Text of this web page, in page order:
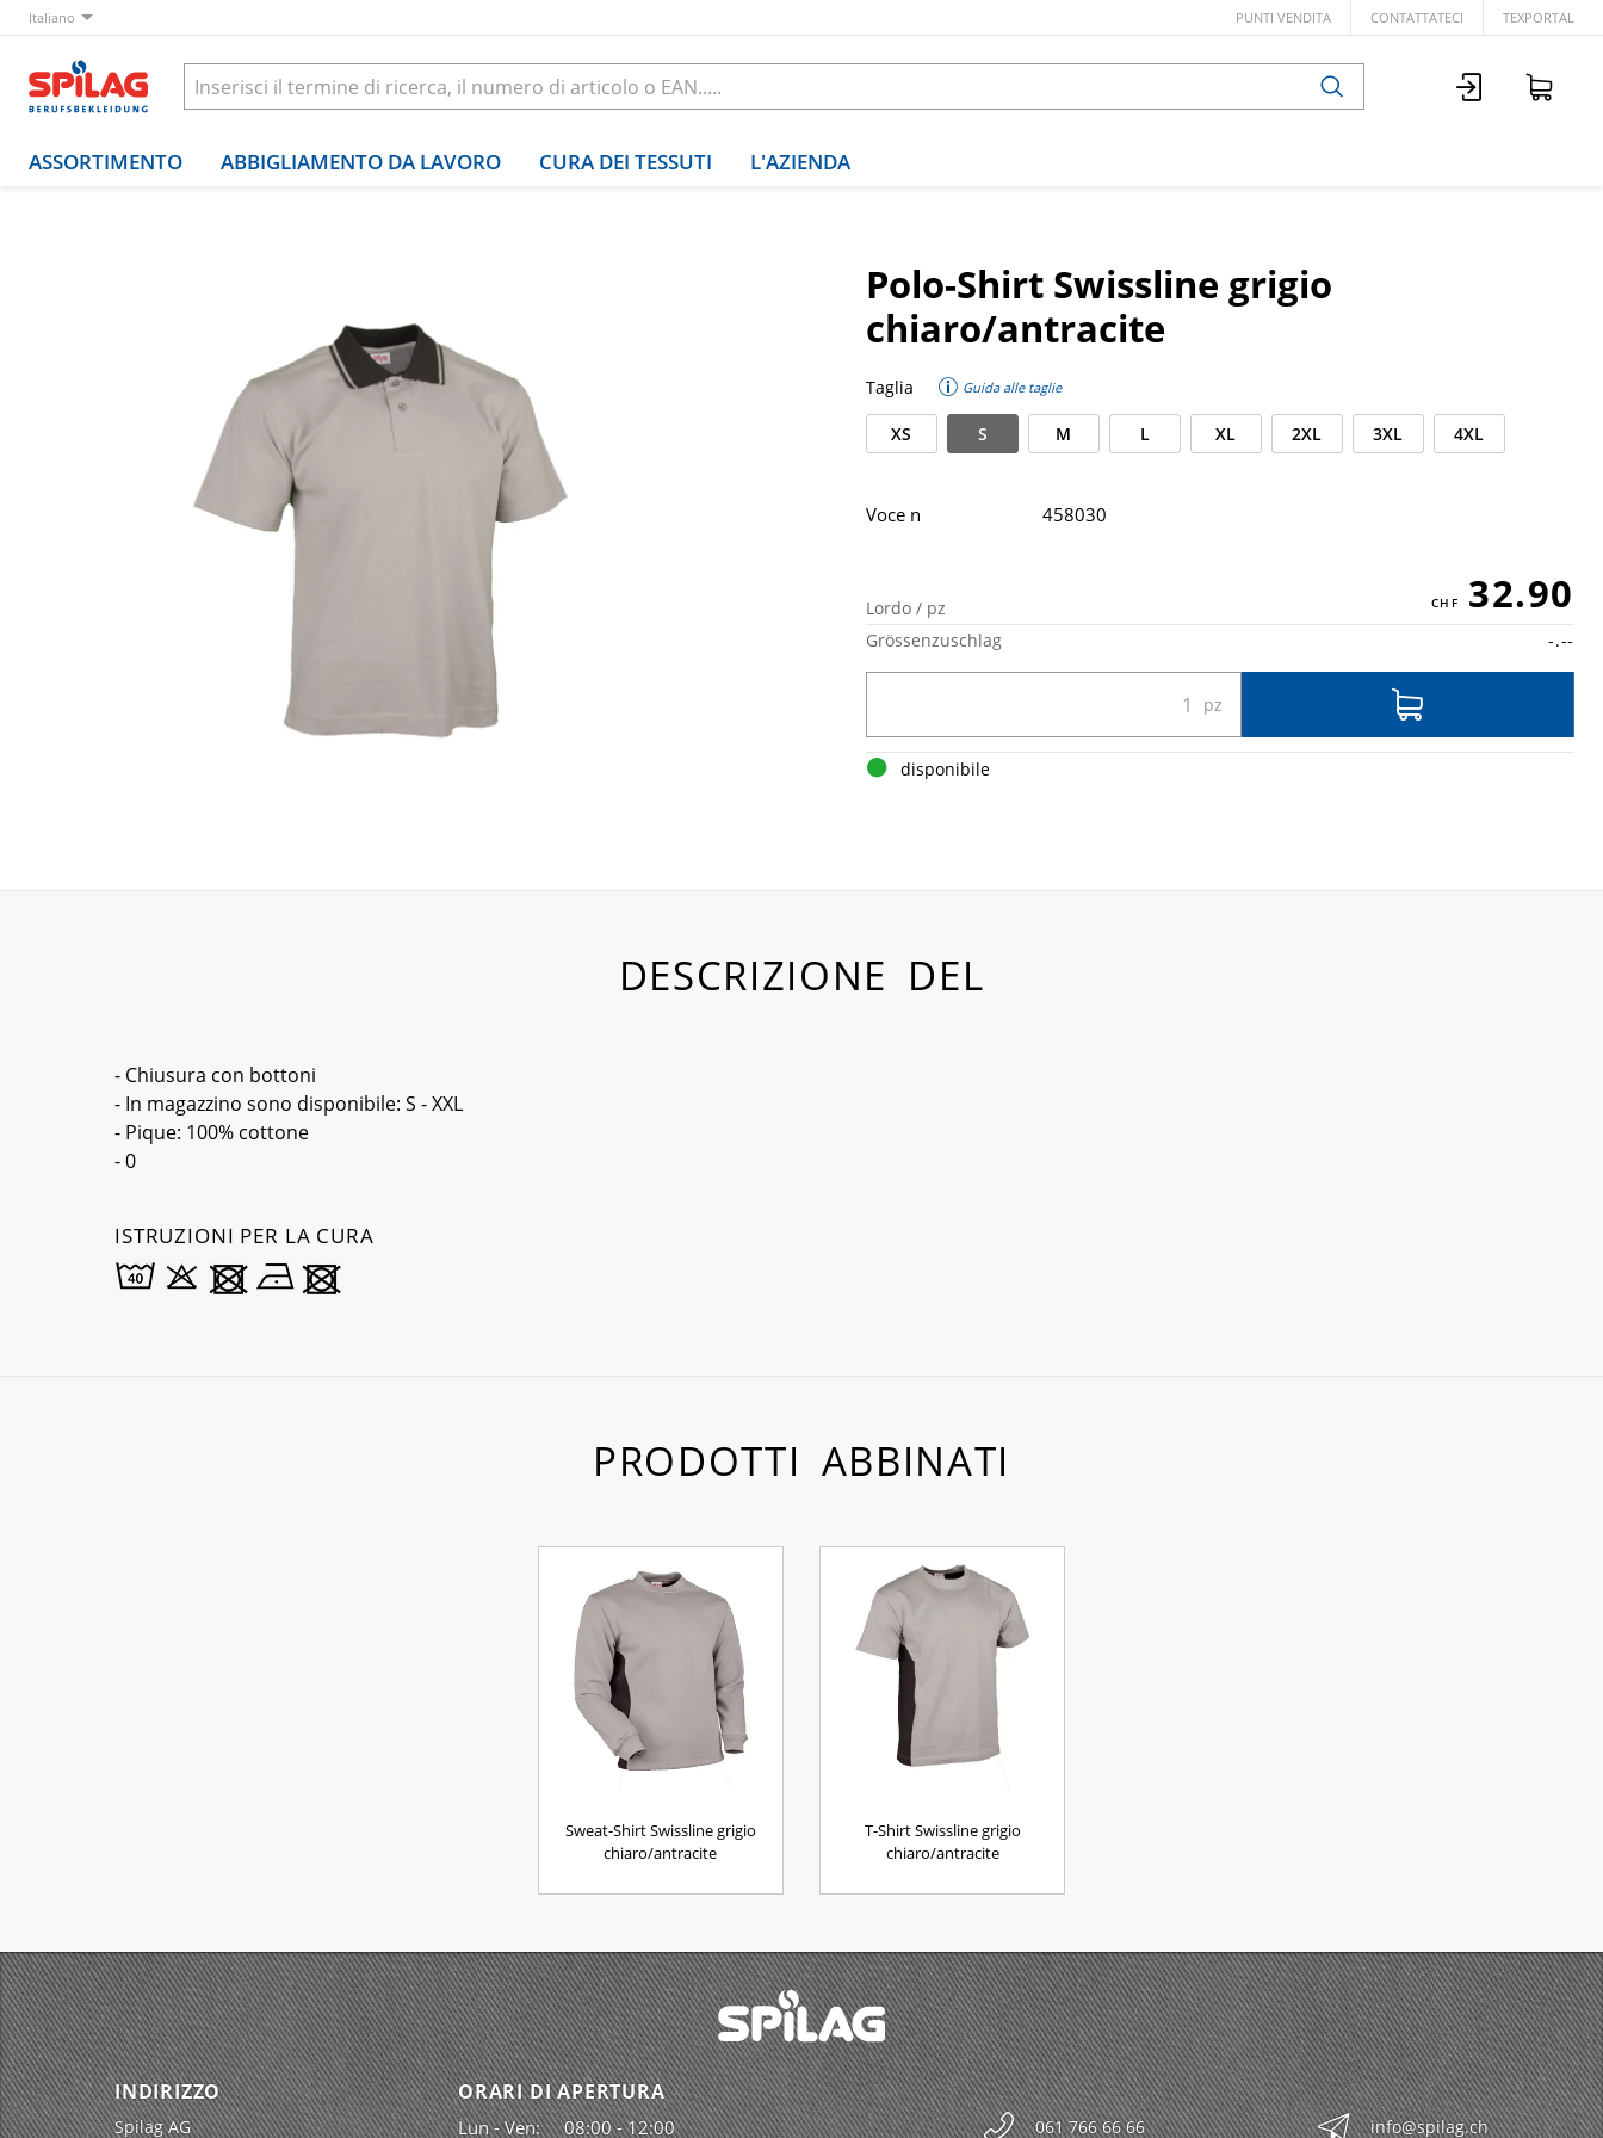
Italiano PUNTI VENDITA CONTATTATECI TEXPORTAL
ASSORTIMENTO ABBIGLIAMENTO DA LAVORO CURA DEI TESSUTI L'AZIENDA
Polo-Shirt Swissline grigio
chiaro/antracite
Taglia Guida alle taglie
XS S M L XL 2XL 3XL 4XL
Lordo / pz 32.90
Grössenzuschlag -.--
disponibile
Voce n 458030
DESCRIZIONE DEL
- Chiusura con bottoni
- In magazzino sono disponibile: S - XXL
- Pique: 100% cottone
- 0
ISTRUZIONI PER LA CURA
PRODOTTI ABBINATI
Sweat-Shirt Swissline grigio
chiaro/antracite
T-Shirt Swissline grigio
chiaro/antracite
INDIRIZZO
Spilag AG
ORARI DI APERTURA
Lun - Ven: 08:00 - 12:00 061 766 66 66 info@spilag.ch